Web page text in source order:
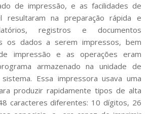
de impressão, e as facilidades de
resultaram na preparação rápida e
registros e documentos
os dados a serem impressos, bem
impressão e as operações eram
armazenado na unidade de
Essa impressora usava uma
produzir rapidamente tipos de alta
caracteres diferentes: 10 dígitos, 26